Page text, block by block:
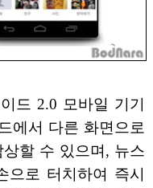
드 2.0 모바일 기기
에서 다른 화면으로
할 수 있으며, 뉴스
로 터치하여 즉시